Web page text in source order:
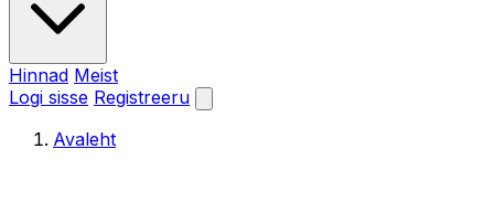
Hinnad Meist
Logi sisse Registreeru
Avaleht